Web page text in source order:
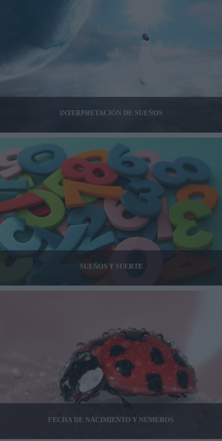
INTERPRETACIÓN DE SUEÑOS
SUEÑOS Y SUERTE
FECHA DE NACIMIENTO Y NÚMEROS